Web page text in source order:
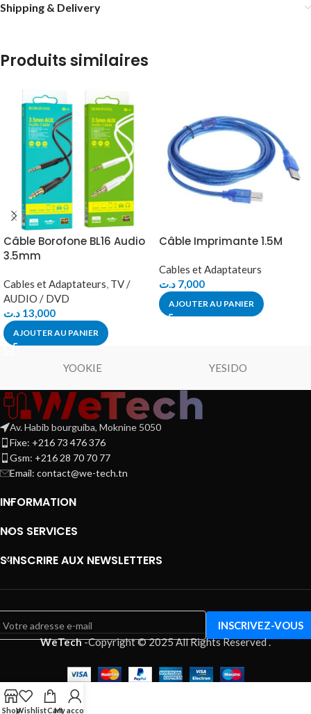
Shipping & Delivery
Produits similaires
Câble Borofone BL16 Audio
3.5mm
Cables et Adaptateurs, TV /
AUDIO / DVD
13,000 د.ت
AJOUTER AU PANIER
Câble Imprimante 1.5M
Cables et Adaptateurs
7,000 د.ت
AJOUTER AU PANIER
YOOKIE YESIDO
Av. Habib bourguiba, Moknine 5050
Fixe: +216 73 476 376
Gsm: +216 28 70 70 77
Email: contact@we-tech.tn
INFORMATION
NOS SERVICES
S’INSCRIRE AUX NEWSLETTERS
WeTech-Copyright © 2025 All Rights Reserved.
ShopWishlistCartMy account